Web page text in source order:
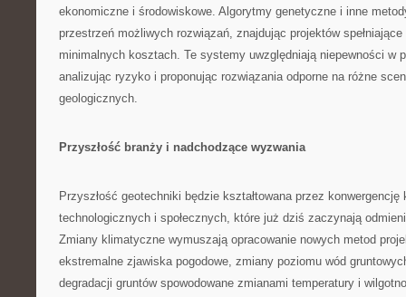
ekonomiczne i środowiskowe. Algorytmy genetyczne i inne
przestrzeń możliwych rozwiązań, znajdując projektów
minimalnych kosztach. Te systemy uwzględniają niepewności w
analizując ryzyko i proponując rozwiązania odporne na różne
geologicznych.
Przyszłość branży i nadchodzące wyzwania
Przyszłość geotechniki będzie kształtowana przez konwergencję
technologicznych i społecznych, które już dziś zaczynają
Zmiany klimatyczne wymuszają opracowanie nowych metod
ekstremalne zjawiska pogodowe, zmiany poziomu wód
degradacji gruntów spowodowane zmianami temperatury i